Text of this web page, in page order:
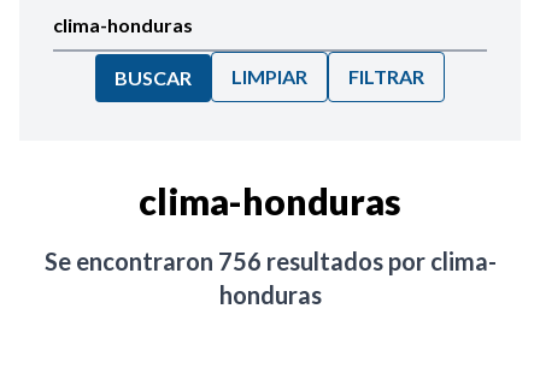
BUSCAR LIMPIAR FILTRAR
clima-honduras
Se encontraron 756 resultados por clima-
honduras